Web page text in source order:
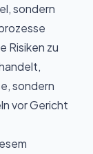
sondern
Risiken zu
sondern
vor Gericht